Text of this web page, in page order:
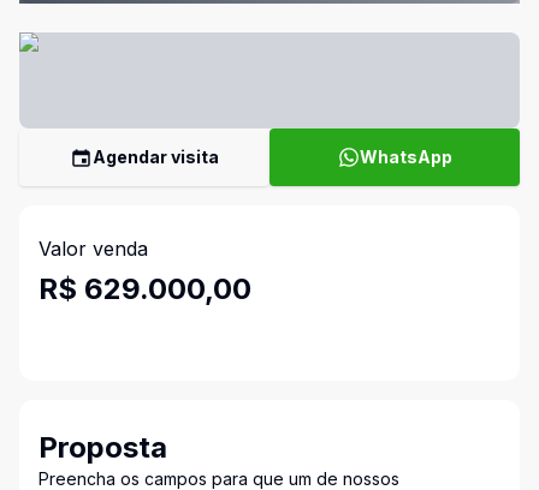
Agendar visita WhatsApp
Valor venda
R$ 629.000,00
Proposta
Preencha os campos para que um de nossos